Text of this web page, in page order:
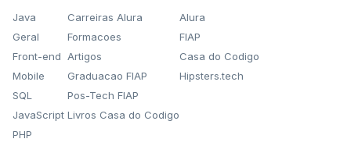
Java
Geral
Front-end
Mobile
SQL
JavaScript
PHP
Carreiras Alura
Formacoes
Artigos
Graduacao FIAP
Pos-Tech FIAP
Livros Casa do Codigo
Alura
FIAP
Casa do Codigo
Hipsters.tech